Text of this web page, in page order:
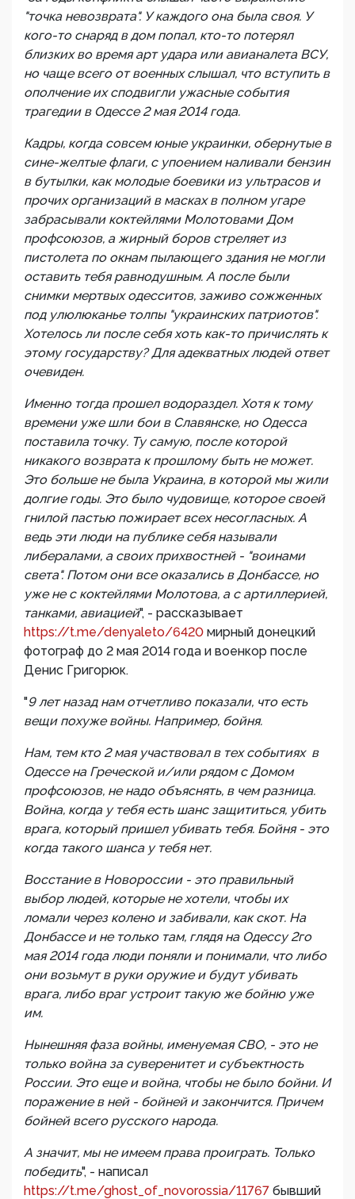
"точка невозврата". У каждого она была своя. У
кого-то снаряд в дом попал, кто-то потерял
близких во время арт удара или авианалета ВСУ,
но чаще всего от военных слышал, что вступить в
ополчение их сподвигли ужасные события
трагедии в Одессе 2 мая 2014 года.
Кадры, когда совсем юные украинки, обернутые в
сине-желтые флаги, с упоением наливали бензин
в бутылки, как молодые боевики из ультрасов и
прочих организаций в масках в полном угаре
забрасывали коктейлями Молотовами Дом
профсоюзов, а жирный боров стреляет из
пистолета по окнам пылающего здания не могли
оставить тебя равнодушным. А после были
снимки мертвых одесситов, заживо сожженных
под улюлюканье толпы "украинских патриотов".
Хотелось ли после себя хоть как-то причислять к
этому государству? Для адекватных людей ответ
очевиден.
Именно тогда прошел водораздел. Хотя к тому
времени уже шли бои в Славянске, но Одесса
поставила точку. Ту самую, после которой
никакого возврата к прошлому быть не может.
Это больше не была Украина, в которой мы жили
долгие годы. Это было чудовище, которое своей
гнилой пастью пожирает всех несогласных. А
ведь эти люди на публике себя называли
либералами, а своих прихвостней - "воинами
света". Потом они все оказались в Донбассе, но
уже не с коктейлями Молотова, а с артиллерией,
танками, авиацией", - рассказывает
https://t.me/denyaleto/6420 мирный донецкий
фотограф до 2 мая 2014 года и военкор после
Денис Григорюк.
"9 лет назад нам отчетливо показали, что есть
вещи похуже войны. Например, бойня.
Нам, тем кто 2 мая участвовал в тех событиях в
Одессе на Греческой и/или рядом с Домом
профсоюзов, не надо объяснять, в чем разница.
Война, когда у тебя есть шанс защититься, убить
врага, который пришел убивать тебя. Бойня - это
когда такого шанса у тебя нет.
Восстание в Новороссии - это правильный
выбор людей, которые не хотели, чтобы их
ломали через колено и забивали, как скот. На
Донбассе и не только там, глядя на Одессу 2го
мая 2014 года люди поняли и понимали, что либо
они возьмут в руки оружие и будут убивать
врага, либо враг устроит такую же бойню уже
им.
Нынешняя фаза войны, именуемая СВО, - это не
только война за суверенитет и субъектность
России. Это еще и война, чтобы не было бойни. И
поражение в ней - бойней и закончится. Причем
бойней всего русского народа.
А значит, мы не имеем права проиграть. Только
победить", - написал
https://t.me/ghost_of_novorossia/11767 бывший